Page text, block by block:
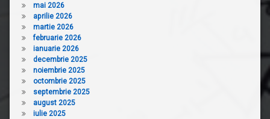
mai 2026
aprilie 2026
martie 2026
februarie 2026
ianuarie 2026
decembrie 2025
noiembrie 2025
octombrie 2025
septembrie 2025
august 2025
iulie 2025